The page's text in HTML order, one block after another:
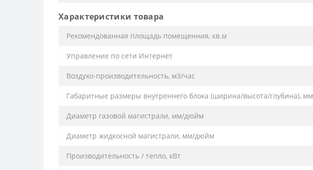
Характеристики товара
Рекомендованная площадь помещенния, кв.м
Управление по сети Интернет
Воздухо-производительность, м3/час
Габаритные размеры внутреннего блока (ширина/высота/глубина), мм
Диаметр газовой магистрали, мм/дюйм
Диаметр жидкосной магистрали, мм/дюйм
Производительность / тепло, кВт